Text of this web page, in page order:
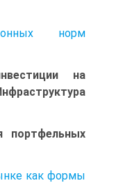
норм
на
как формы